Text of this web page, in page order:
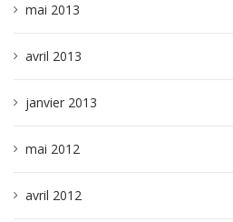
mai 2013
avril 2013
janvier 2013
mai 2012
avril 2012